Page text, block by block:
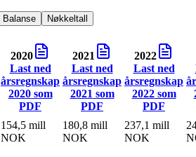
Balanse
Nøkkeltall
2020
Last ned
årsregnskap
2020som
PDF
2021
Last ned
årsregnskap
2021 som
PDF
2022
Last ned
årsregnskap
2022som
PDF
154,5 mill
NOK
180,8 mill
NOK
237,1 mill
NOK